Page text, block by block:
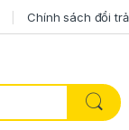
Chính sách đổi